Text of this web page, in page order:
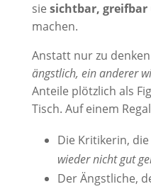
sie sichtbar, greifbar
machen.
Anstatt nur zu denken
ängstlich, ein anderer
Anteile plötzlich als
Tisch. Auf einem
Die Kritikerin,
wieder nicht gut
Der Ängstliche,